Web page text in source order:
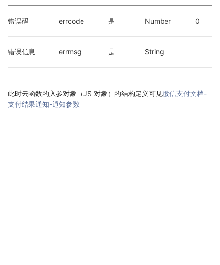
错误码 errcode 是 Number 0
错误信息 errmsg 是 String
此时云函数的入参对象（JS 对象）的结构定义可见微信支付文档-
支付结果通知-通知参数